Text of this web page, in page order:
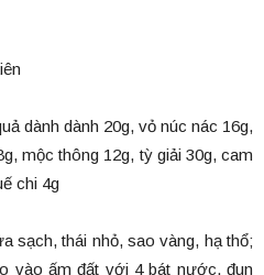
dành dành 20g, vỏ núc nác 16g,
mộc thông 12g, tỳ giải 30g, cam
chi 4g
sạch, thái nhỏ, sao vàng, hạ thổ;
vào ấm đất với 4 bát nước, đun